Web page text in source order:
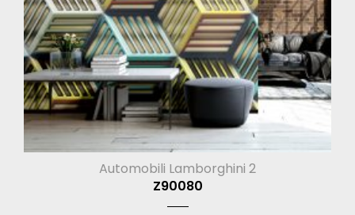
Automobili Lamborghini 2
Z90080